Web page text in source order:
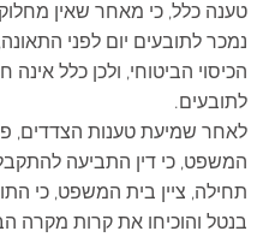
טענה כלל, כי מאחר שאין
נמכר לתובעים יום לפני
הכיסוי הביטוחי, ולכן כלל
לתובעים.
לאחר שמיעת טענות הצדדים,
המשפט, כי דין התביעה
תחילה, ציין בית המשפט, כי
בנטל והוכיחו את קרות מקרה